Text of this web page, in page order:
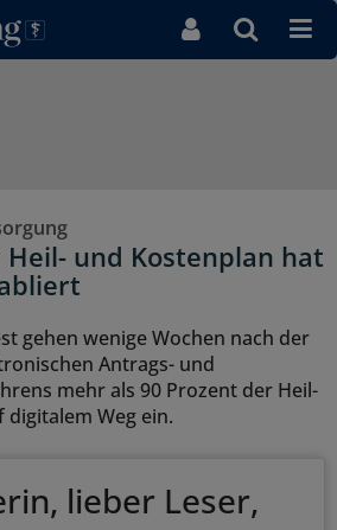
und Kostenplan hat
gehen wenige Wochen nach der
Antrags- und
mehr als 90 Prozent der Heil-
Weg ein.
lieber Leser,